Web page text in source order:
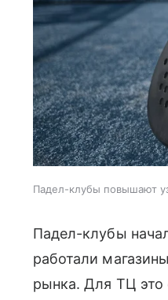
Падел-клубы повышают
Падел-клубы
работали
рынка. Для ТЦ это